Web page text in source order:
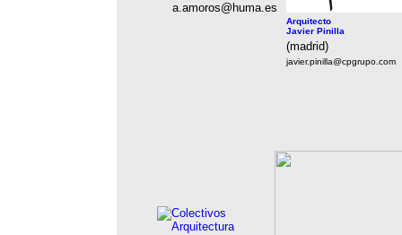
a.amoros@huma.es
Arquitecto
Javier Pinilla
(madrid)
javier.pinilla@cpgrupo.com